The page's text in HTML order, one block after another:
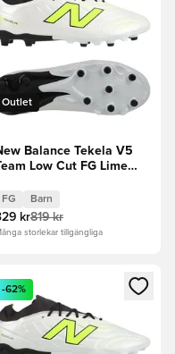
Outlet
Balance Tekela V5
Low Cut FG Lime
FG Barn
kr819 kr
storlekar tillgängliga
registrera dig som
en Modal för att
-62%